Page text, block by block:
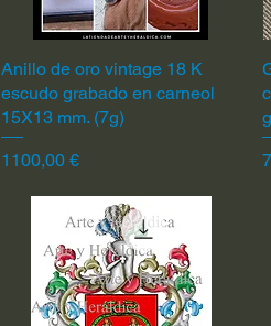
Vista rápida
Anillo de oro vintage 18 K
escudo grabado en carneol
15X13 mm. (7g)
Precio
1100,00 €